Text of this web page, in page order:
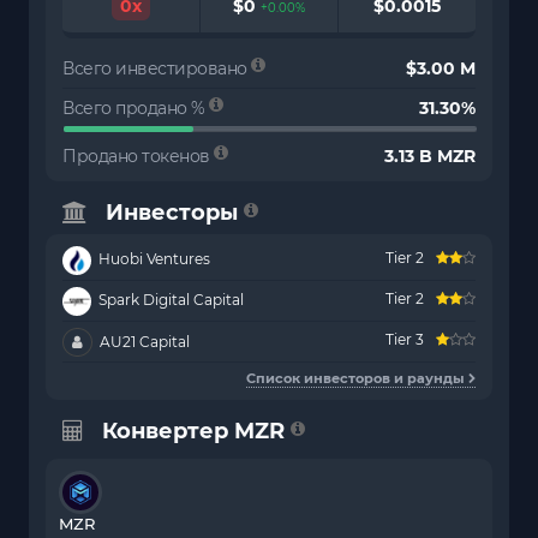
0x $0 +0.00% $0.0015
Всего инвестировано
$3.00 M
Всего продано %
31.30%
Продано токенов 3.13 B MZR
Инвесторы
Huobi Ventures Tier 2
Spark Digital Capital Tier 2
AU21 Capital Tier 3
Список инвесторов и раунды
Конвертер MZR
MZR